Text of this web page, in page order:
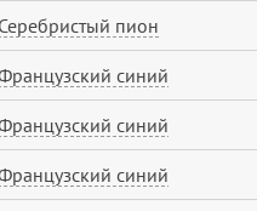
Серебристый пион
синий
синий
синий